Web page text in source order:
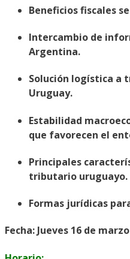
Beneficios fiscales
Intercambio de
Argentina.
Solución logística a
Uruguay.
Estabilidad
que favorecen el
Principales
tributario uruguayo.
Formas jurídicas
Fecha:Jueves 16 de